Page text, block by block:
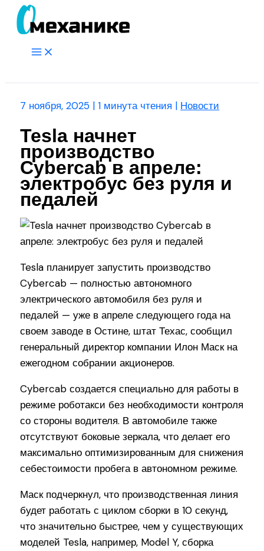
Перейти
Main
7 ноября, 2025 |1 минута чтения | Новости
Tesla начнет
производство
Cybercab в апреле:
электробус без руля и
педалей
Tesla планирует запустить производство
Cybercab — полностью автономного
электрического автомобиля без руля и
педалей — уже в апреле следующего года на
своем заводе в Остине, штат Техас, сообщил
генеральный директор компании Илон Маск на
ежегодном собрании акционеров.
Cybercab создается специально для работы в
режиме роботакси без необходимости контроля
со стороны водителя. В автомобиле также
отсутствуют боковые зеркала, что делает его
максимально оптимизированным для снижения
себестоимости пробега в автономном режиме.
Маск подчеркнул, что производственная линия
будет работать с циклом сборки в 10 секунд,
что значительно быстрее, чем у существующих
моделей Tesla, например, Model Y, сборка